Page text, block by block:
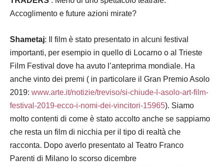
Accoglimento e future azioni mirate?
Shametaj: Il film è stato presentato in alcuni festival
importanti, per esempio in quello di Locarno o al Trieste
Film Festival dove ha avuto l’anteprima mondiale. Ha
anche vinto dei premi ( in particolare il Gran Premio Asolo
2019: www.arte.it/notizie/treviso/si-chiude-l-asolo-art-film-
festival-2019-ecco-i-nomi-dei-vincitori-15965). Siamo
molto contenti di come è stato accolto anche se sappiamo
che resta un film di nicchia per il tipo di realtà che
racconta. Dopo averlo presentato al Teatro Franco
Parenti di Milano lo scorso dicembre